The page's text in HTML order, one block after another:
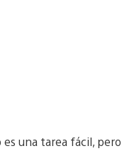
una tarea fácil, pero